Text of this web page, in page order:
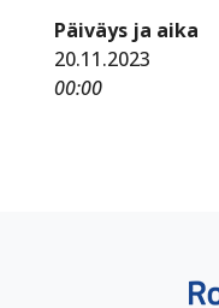
Päiväys ja aika
20.11.2023
00:00